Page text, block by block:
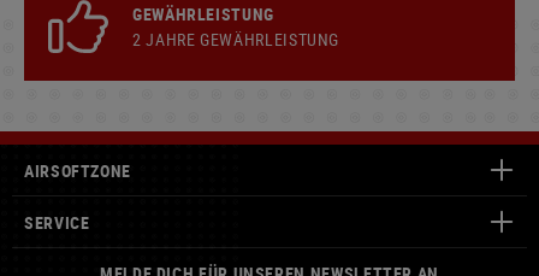
GEWÄHRLEISTUNG
2 JAHRE GEWÄHRLEISTUNG
AIRSOFTZONE
SERVICE